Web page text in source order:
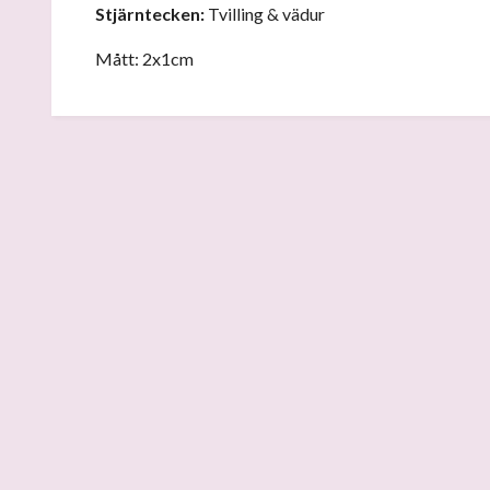
Stjärntecken: Tvilling & vädur
Mått: 2x1cm